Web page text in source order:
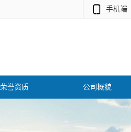
手机端
荣誉资质 公司概貌